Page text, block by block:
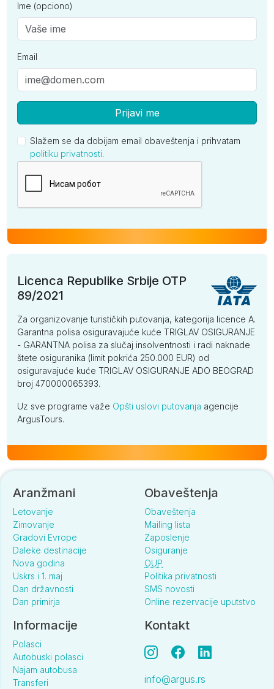
Ime (opciono)
Email
Prijavi me
Slažem se da dobijam email obaveštenja i prihvatam
politiku privatnosti.
Licenca Republike Srbije OTP
89/2021
Za organizovanje turističkih putovanja, kategorija licence A.
Garantna polisa osiguravajuće kuće TRIGLAV OSIGURANJE
- GARANTNA polisa za slučaj insolventnosti i radi naknade
štete osiguranika (limit pokrića 250.000 EUR) od
osiguravajuće kuće TRIGLAV OSIGURANJE ADO BEOGRAD
broj 470000065393.
Uz sve programe važe Opšti uslovi putovanja agencije
ArgusTours.
Aranžmani
Letovanje
Zimovanje
Gradovi Evrope
Daleke destinacije
Nova godina
Uskrs i 1. maj
Dan državnosti
Dan primirja
Obaveštenja
Obaveštenja
Mailing lista
Zaposlenje
Osiguranje
OUP
Politika privatnosti
SMS novosti
Online rezervacije uputstvo
Informacije
Polasci
Autobuski polasci
Najam autobusa
Transferi
Kontakt
info@argus.rs